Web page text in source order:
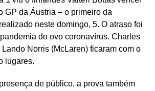
GP da Áustria – o primeiro da
neste domingo, 5. O atraso foi
do ovo coronavírus. Charles
Lando Norris (McLaren) ficaram com o
lugares.
de público, a prova também